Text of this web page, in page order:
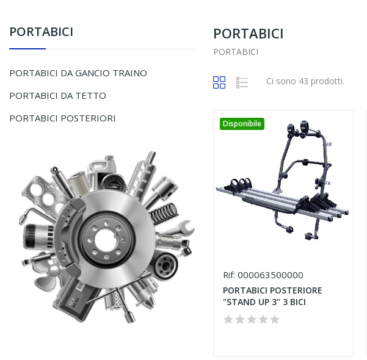
PORTABICI
PORTABICI DA GANCIO TRAINO
PORTABICI DA TETTO
PORTABICI POSTERIORI
PORTABICI
PORTABICI
Ci sono 43 prodotti.
Disponibile
Rif: 000063500000
PORTABICI POSTERIORE
"STAND UP 3" 3 BICI